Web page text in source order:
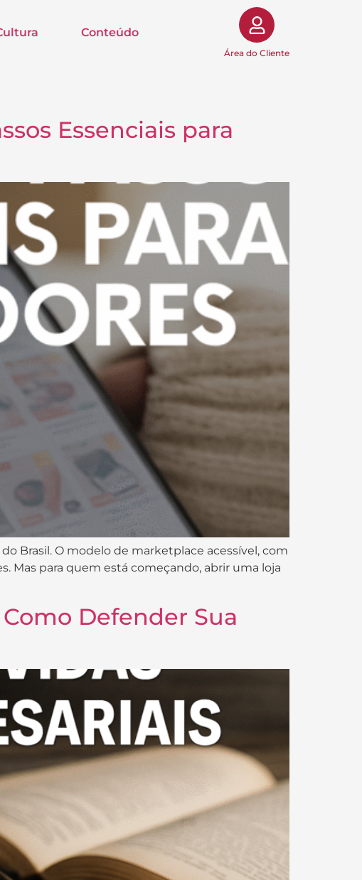
Conteúdo
Área do Cliente
Essenciais para
Brasil. O modelo de marketplace acessível, com
Mas para quem está começando, abrir uma loja
Defender Sua